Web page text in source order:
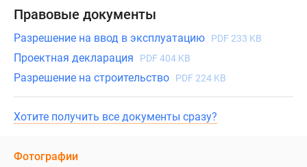
Правовые документы
Разрешение на ввод в эксплуатацию PDF 233 KB
Проектная декларация PDF 404 KB
Разрешение на строительство PDF 224 KB
Хотите получить все документы сразу?
Фотографии